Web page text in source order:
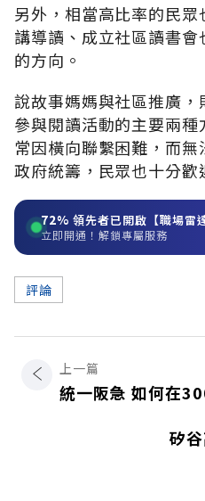
另外，相當高比率的民
講導讀、成立社區讀書
的方向。
說故事媽媽與社區推廣
參與閱讀活動的主要兩
常因橫向聯繫困難，而
政府統籌，民眾也十分歡
72% 領先者已開啟【職場雷達
立即開通！解鎖專屬服務
評論
上一篇
統一阪急 如何在
矽